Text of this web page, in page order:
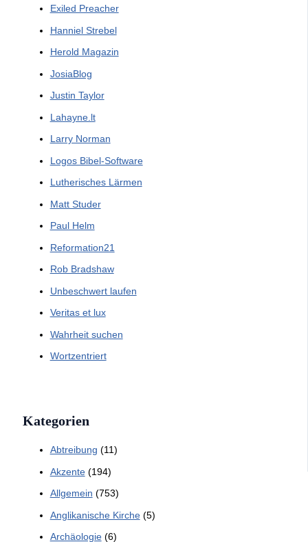
Exiled Preacher
Hanniel Strebel
Herold Magazin
JosiaBlog
Justin Taylor
Lahayne.lt
Larry Norman
Logos Bibel-Software
Lutherisches Lärmen
Matt Studer
Paul Helm
Reformation21
Rob Bradshaw
Unbeschwert laufen
Veritas et lux
Wahrheit suchen
Wortzentriert
Kategorien
Abtreibung (11)
Akzente(194)
Allgemein (753)
Anglikanische Kirche(5)
Archäologie(6)